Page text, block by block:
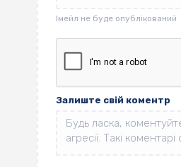
Залиште свій коментр